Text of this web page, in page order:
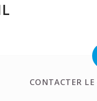
CONTACTER